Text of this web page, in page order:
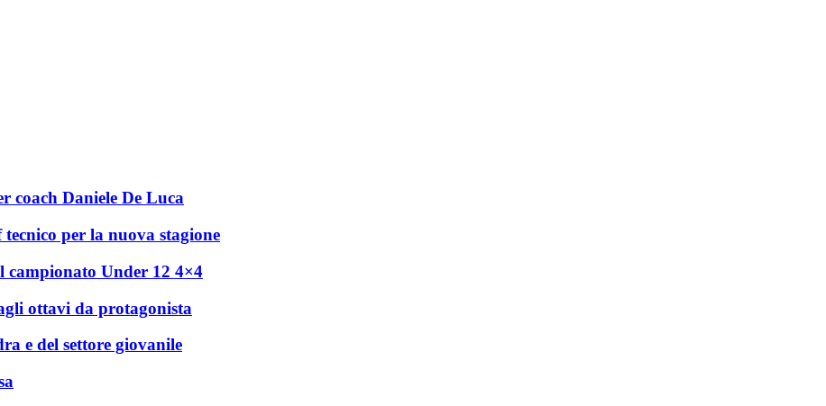
coach Daniele De Luca
per la nuova stagione
campionato Under 12 4×4
ottavi da protagonista
e del settore giovanile